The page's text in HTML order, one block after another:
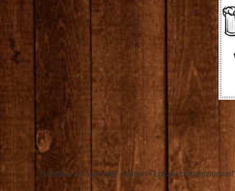
[stextbox id=”warning” caption=”Locale